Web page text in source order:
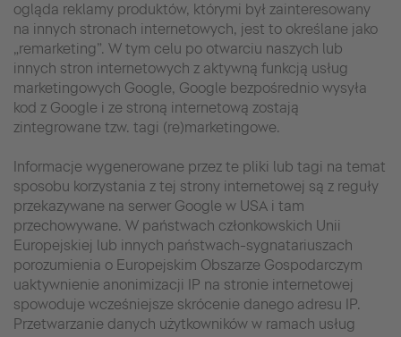
ogląda reklamy produktów, którymi był zainteresowany
na innych stronach internetowych, jest to określane jako
„remarketing”. W tym celu po otwarciu naszych lub
innych stron internetowych z aktywną funkcją usług
marketingowych Google, Google bezpośrednio wysyła
kod z Google i ze stroną internetową zostają
zintegrowane tzw. tagi (re)marketingowe.
Informacje wygenerowane przez te pliki lub tagi na temat
sposobu korzystania z tej strony internetowej są z reguły
przekazywane na serwer Google w USA i tam
przechowywane. W państwach członkowskich Unii
Europejskiej lub innych państwach-sygnatariuszach
porozumienia o Europejskim Obszarze Gospodarczym
uaktywnienie anonimizacji IP na stronie internetowej
spowoduje wcześniejsze skrócenie danego adresu IP.
Przetwarzanie danych użytkowników w ramach usług